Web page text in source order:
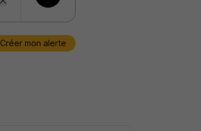
Créer mon alerte